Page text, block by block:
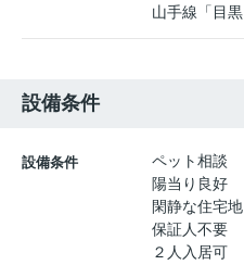
山手線 「 目黒
設備条件
設備条件
ペット相談
陽当り良好
閑静な住宅地
保証人不要
２人入居可